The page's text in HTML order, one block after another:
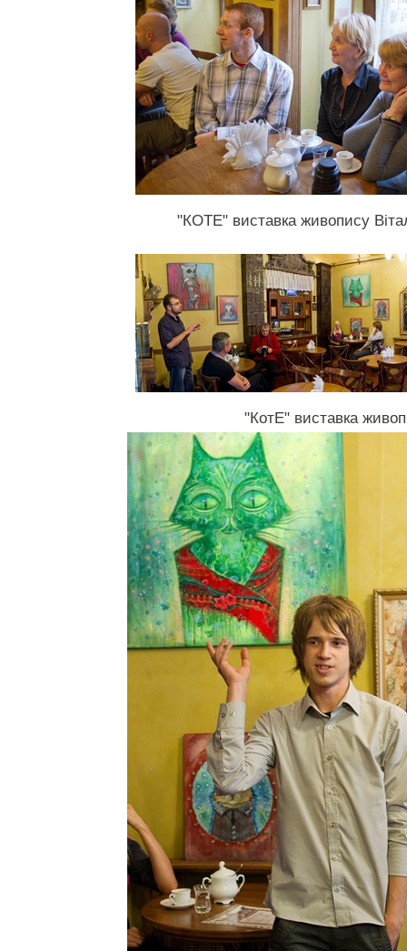
"КОТЕ" виставка живопису
"КотЕ" виставка